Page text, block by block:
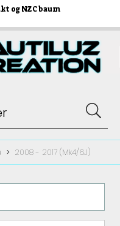
og NZC baum
2008 - 2017 (Mk4/6J)